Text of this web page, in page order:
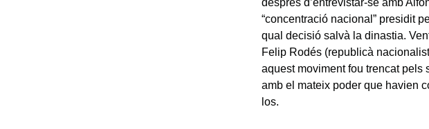
“concentració nacional” presidit
qual decisió salvà la dinastia.
Felip Rodés (republicà
aquest moviment fou trencat pels
amb el mateix poder que havien
los.